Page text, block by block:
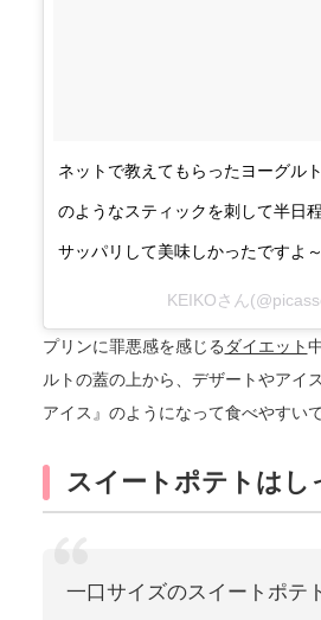
ネットで教えてもらったヨーグル
のようなスティックを刺して半日
サッパリして美味しかったですよ
KEIKOさん
プリンに罪悪感を感じる ダイエット
ルトの蓋の上から、デザートやアイ
アイス』のようになって食べやすいで
スイートポテトはし
一口サイズのスイートポテ